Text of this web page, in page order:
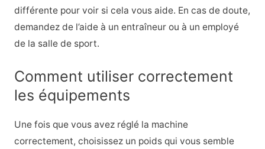
différente pour voir si cela vous aide. En cas de doute,
demandez de l’aide à un entraîneur ou à un employé
de la salle de sport.
Comment utiliser correctement
les équipements
Une fois que vous avez réglé la machine
correctement, choisissez un poids qui vous semble